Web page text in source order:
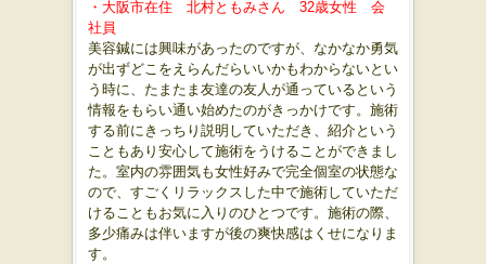
・大阪市在住 北村ともみさん 32歳女性 会
社員
美容鍼には興味があったのですが、なかなか勇気
が出ずどこをえらんだらいいかもわからないとい
う時に、たまたま友達の友人が通っているという
情報をもらい通い始めたのがきっかけです。施術
する前にきっちり説明していただき、紹介という
こともあり安心して施術をうけることができまし
た。室内の雰囲気も女性好みで完全個室の状態な
ので、すごくリラックスした中で施術していただ
けることもお気に入りのひとつです。施術の際、
多少痛みは伴いますが後の爽快感はくせになりま
す。